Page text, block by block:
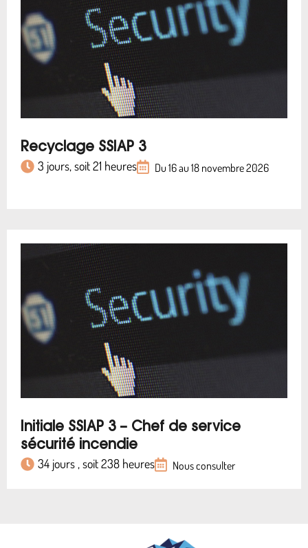
Recyclage SSIAP 3
3 jours, soit 21 heures Du 16 au 18 novembre 2026
Initiale SSIAP 3 – Chef de service
sécurité incendie
34 jours , soit 238 heures Nous consulter